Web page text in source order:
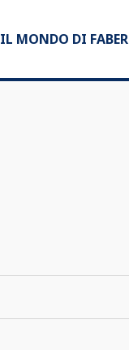
IL MONDO DI FABER